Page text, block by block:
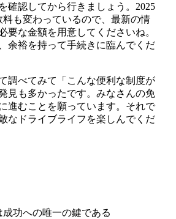
確認してから行きましょう。2025
料も変わっているので、最新の情
要な金額を用意してくださいね。
余裕を持って手続きに臨んでくだ
調べてみて「こんな便利な制度が
見も多かったです。みなさんの免
進むことを願っています。それで
なドライブライフを楽しんでくだ
成功への唯一の鍵である